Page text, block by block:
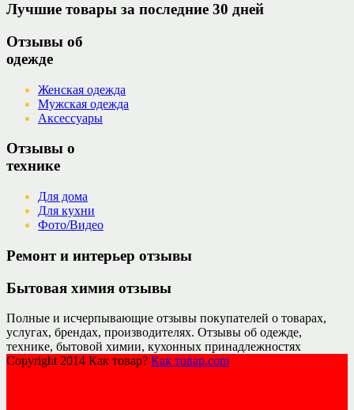
Лучшие товары за последние 30 дней
Отзывы об
одежде
Женская одежда
Мужская одежда
Аксессуары
Отзывы о
технике
Для дома
Для кухни
Фото/Видео
Ремонт и интерьер отзывы
Бытовая химия отзывы
Полные и исчерпывающие отзывы покупателей о товарах,
услугах, брендах, производителях. Отзывы об одежде,
технике, бытовой химии, кухонных принадлежностях
Copyright 2014 Как товар? Как товар.com